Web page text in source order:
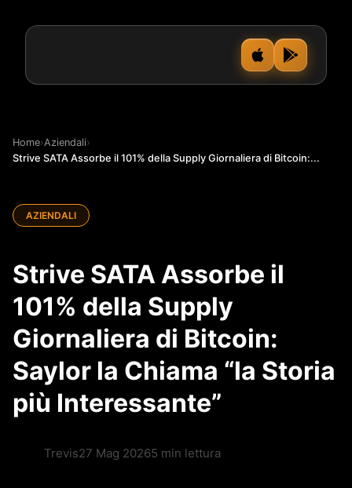
Home›Aziendali›
Strive SATA Assorbe il 101% della Supply Giornaliera di Bitcoin:...
AZIENDALI
Strive SATA Assorbe il
101% della Supply
Giornaliera di Bitcoin:
Saylor la Chiama “la Storia
più Interessante”
Trevis27 Mag 20265 min lettura